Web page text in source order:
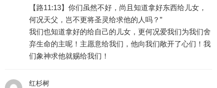
【路11:13】你们虽然不好，尚且知道拿好东西给儿女，
何况天父，岂不更将圣灵给求他的人吗？”
我们也知道拿好的给自己的儿女，更何况爱我们为我们舍
弃生命的主呢！主愿意给我们，他向我们敞开了心们！我
们象神求他就赐给我们！
红杉树